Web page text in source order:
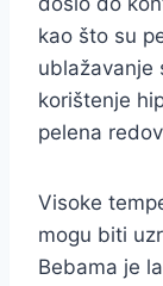
kao što su
ublažavanje
korištenje
pelena
Visoke
mogu biti
Bebama je